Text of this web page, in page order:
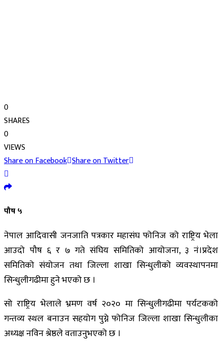
0
SHARES
0
VIEWS
Share on Facebook Share on Twitter
पौष ५
नेपाल आदिवासी जनजाति पत्रकार महासंघ फोनिज को राष्ट्रिय भेला
आउदो पौष ६ र ७ गते संघिय समितिको आयोजना, ३ नं।प्रदेश
समितिको संयोजन तथा जिल्ला शाखा सिन्धुलीको व्यवस्थापनमा
सिन्धुलीगढीमा हुने भएको छ ।
सो राष्ट्रिय भेलाले भ्रमण वर्ष २०२० मा सिन्धुलीगढीमा पर्यटकको
गन्तव्य स्थल बनाउन सहयोग पुग्ने फोनिज जिल्ला शाखा सिन्धुलीका
अध्यक्ष नविन श्रेष्ठले वताउनुभएको छ ।